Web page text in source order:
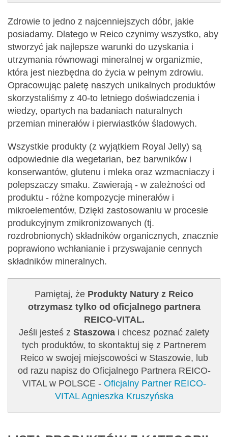
Zdrowie to jedno z najcenniejszych dóbr, jakie
posiadamy. Dlatego w Reico czynimy wszystko, aby
stworzyć jak najlepsze warunki do uzyskania i
utrzymania równowagi mineralnej w organizmie,
która jest niezbędna do życia w pełnym zdrowiu.
Opracowując paletę naszych unikalnych produktów
skorzystaliśmy z 40-to letniego doświadczenia i
wiedzy, opartych na badaniach naturalnych
przemian minerałów i pierwiastków śladowych.
Wszystkie produkty (z wyjątkiem Royal Jelly) są
odpowiednie dla wegetarian, bez barwników i
konserwantów, glutenu i mleka oraz wzmacniaczy i
polepszaczy smaku. Zawierają - w zależności od
produktu - różne kompozycje minerałów i
mikroelementów, Dzięki zastosowaniu w procesie
produkcyjnym zmikronizowanych (tj.
rozdrobnionych) składników organicznych, znacznie
poprawiono wchłanianie i przyswajanie cennych
składników mineralnych.
Pamiętaj, że Produkty Natury z Reico
otrzymasz tylko od oficjalnego partnera
REICO-VITAL.
Jeśli jesteś z Staszowa i chcesz poznać zalety
tych produktów, to skontaktuj się z Partnerem
Reico w swojej miejscowości w Staszowie, lub
od razu napisz do Oficjalnego Partnera REICO-
VITAL w POLSCE - Oficjalny Partner REICO-
VITAL Agnieszka Kruszyńska